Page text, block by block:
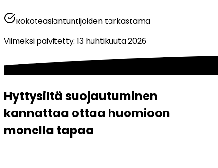
Rokoteasiantuntijoiden tarkastama
Viimeksi päivitetty: 13 huhtikuuta 2026
Hyttysiltä suojautuminen
kannattaa ottaa huomioon
monella tapaa